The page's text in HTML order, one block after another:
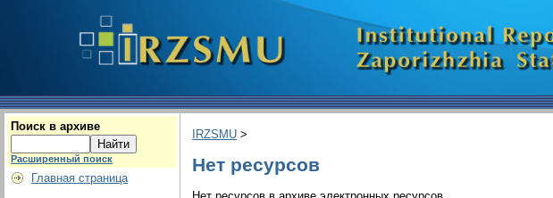
Поиск в архиве
Расширенный поиск
Главная страница
IRZSMU >
Нет ресурсов